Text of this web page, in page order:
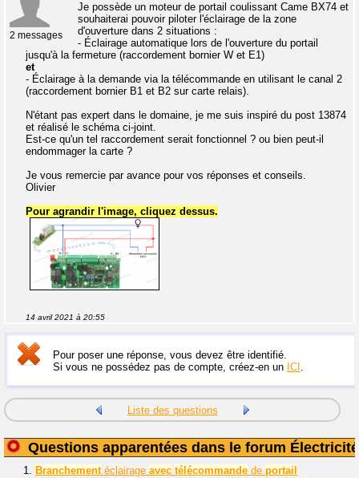
2 messages
Je possède un moteur de portail coulissant Came BX74 et
souhaiterai pouvoir piloter l'éclairage de la zone
d'ouverture dans 2 situations :
- Éclairage automatique lors de l'ouverture du portail
jusqu'à la fermeture (raccordement bornier W et E1)
et
- Éclairage à la demande via la télécommande en utilisant le canal 2
(raccordement bornier B1 et B2 sur carte relais).
N'étant pas expert dans le domaine, je me suis inspiré du post 13874
et réalisé le schéma ci-joint.
Est-ce qu'un tel raccordement serait fonctionnel ? ou bien peut-il
endommager la carte ?
Je vous remercie par avance pour vos réponses et conseils.
Olivier
Pour agrandir l'image, cliquez dessus.
14 avril 2021 à 20:55
Pour poser une réponse, vous devez être identifié.
Si vous ne possédez pas de compte, créez-en un ICI .
Liste des questions
Questions apparentées dans le forum Électricité
1. Branchementéclairage avec télécommande de portail